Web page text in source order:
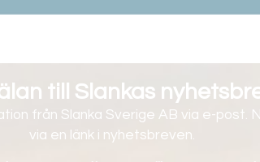
till Slankas
från Slanka Sverige AB via e-post.
via en länk i nyhetsbreven.